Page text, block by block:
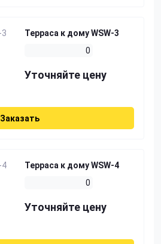
Терраса к дому WSW-3
0
Уточняйте цену
Заказать
Терраса к дому WSW-4
0
Уточняйте цену